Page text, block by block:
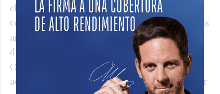
clara en tal sentido de aprobar el aumento
correspondiente al primer trimestre, dejar los
ajustes de los trimestres siguientes sujetos a
debate y análisis y aprobación de este
Concejo. Ese criterio no congela ni niega
actualizaciones, pero tampoco las impone por